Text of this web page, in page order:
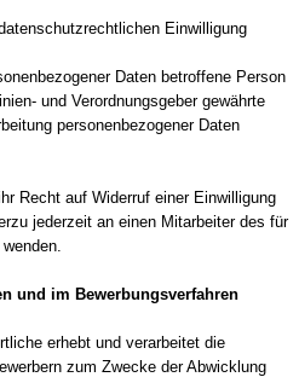
Einwilligung
Daten betroffene Person
und Verordnungsgeber gewährte
personenbezogener Daten
Recht auf Widerruf einer Einwilligung
jederzeit an einen Mitarbeiter des für
und im Bewerbungsverfahren
erhebt und verarbeitet die
zum Zwecke der Abwicklung